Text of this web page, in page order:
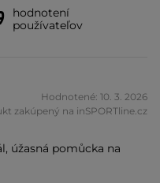
hodnotení
používateľov
Hodnotené: 10. 3. 2026
zakúpený na inSPORTline.cz
úžasná pomůcka na